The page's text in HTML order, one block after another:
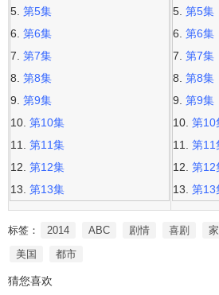
第5集
第6集
第7集
第8集
第9集
第10集
第11集
第12集
第13集
第5集
第6集
第7集
第8集
第9集
第10
第11
第12
第13
标签： 2014 ABC 剧情 喜剧
美国
都市
猜您喜欢